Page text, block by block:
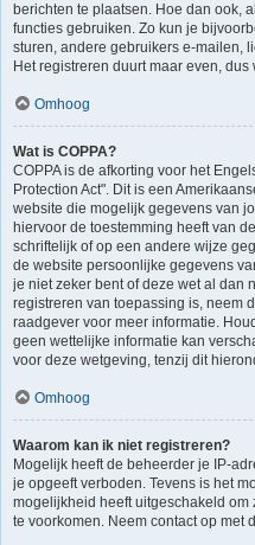
berichten te plaatsen. Hoe dan ook,
functies gebruiken. Zo kun je
sturen, andere gebruikers e-mailen,
Het registreren duurt maar even,
Omhoog
Wat is COPPA?
COPPA is de afkorting voor het
Protection Act". Dit is een
website die mogelijk gegevens van
hiervoor de toestemming heeft van
schriftelijk of op een andere wijze
de website persoonlijke gegevens
je niet zeker bent of deze wet al dan
registreren van toepassing is, neem
raadgever voor meer informatie.
geen wettelijke informatie kan
voor deze wetgeving, tenzij dit
Omhoog
Waarom kan ik niet registreren?
Mogelijk heeft de beheerder je IP-
je opgeeft verboden. Tevens is het
mogelijkheid heeft uitgeschakeld
te voorkomen. Neem contact op met